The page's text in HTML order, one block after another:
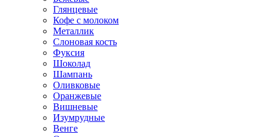
Глянцевые
Кофе с молоком
Металлик
Слоновая кость
Фуксия
Шоколад
Шампань
Оливковые
Оранжевые
Вишневые
Изумрудные
Венге